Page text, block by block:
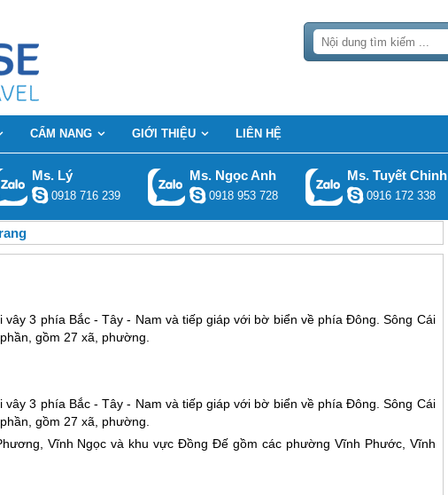
CẨM NANG GIỚI THIỆU LIÊN HỆ
Ms. Lý
0918 716 239
Ms. Ngọc Anh
0918 953 728
Ms. Tuyết Chinh
0916 172 338
3 phía Bắc - Tây - Nam và tiếp giáp với bờ biển về phía Đông. Sông Cái
gồm 27 xã, phường.
vây 3 phía Bắc - Tây - Nam và tiếp giáp với bờ biển về phía Đông. Sông Cái
gồm 27 xã, phường.
Vĩnh Ngọc và khu vực Đồng Đế gồm các phường Vĩnh Phước, Vĩnh